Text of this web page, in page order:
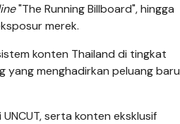
"The Running Billboard", hingga
merek.
konten Thailand di tingkat
yang menghadirkan peluang baru
serta konten eksklusif